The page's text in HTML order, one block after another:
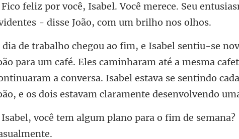
ce. Seu
s caminharam até a mesma
a conversa. Isabel estava se sent
ano para o fim de semana?